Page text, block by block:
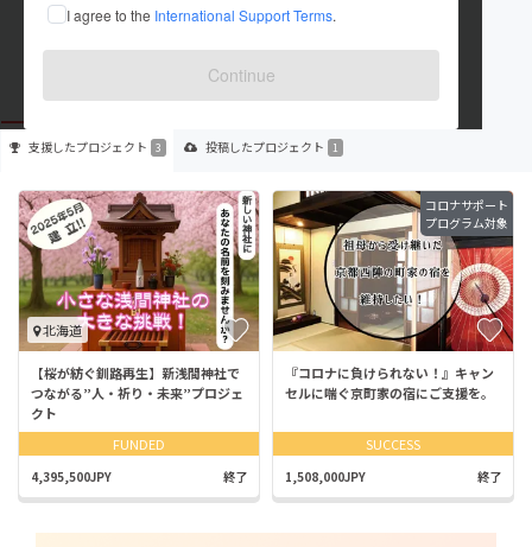
I agree to the International Support Terms.
Continue
在住国：未設定
出身国：未設定
支援したプロジェクト 3 投稿したプロジェクト 1
北海道
【桜が紡ぐ釧路再生】新浅間神社で
つながる”人・祈り・未来”プロジェ
クト
FUNDED
4,395,500JPY 終了
コロナサポート
プログラム対象
『コロナに負けられない！』キャン
セルに喘ぐ京町家の宿にご支援を。
SUCCESS
1,508,000JPY 終了